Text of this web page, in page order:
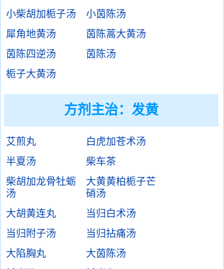
小柴胡加栀子汤
小茵陈汤
犀角地黄汤
茵陈蒿大黄汤
茵陈四逆汤
茵陈汤
栀子大黄汤
方剂主治： 发黄
艾煎丸
白虎加苍术汤
半夏汤
柴车茶
柴胡加龙骨牡蛎
汤
大黄黄柏栀子芒
硝汤
大胡黄连丸
当归白术汤
当归附子汤
当归拈痛汤
大陷胸丸
大茵陈汤